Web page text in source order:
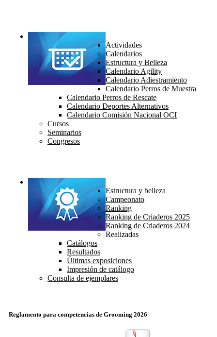
Actividades
Calendarios
Estructura y Belleza
Calendario Agility
Calendario Adiestramiento
Calendario Perros de Muestra
Calendario Perros de Rescate
Calendario Deportes Alternativos
Calendario Comisión Nacional OCI
Cursos
Seminarios
Congresos
Estructura y belleza
Campeonato
Ranking
Ranking de Criaderos 2025
Ranking de Criaderos 2024
Realizadas
Catálogos
Resultados
Últimas exposiciones
Impresión de catálogo
Consulta de ejemplares
Reglamento para competencias de Grooming 2026